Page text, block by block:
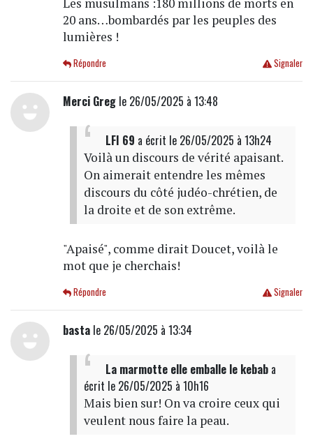
Les musulmans :180 millions de morts en
20 ans…bombardés par les peuples des
lumières !
Signaler
Répondre
Merci Gregle 26/05/2025 à 13:48
LFI 69 a écrit le 26/05/2025 à 13h24
Voilà un discours de vérité apaisant.
On aimerait entendre les mêmes
discours du côté judéo-chrétien, de
la droite et de son extrême.
"Apaisé", comme dirait Doucet, voilà le
mot que je cherchais!
Signaler
Répondre
bastale 26/05/2025 à 13:34
La marmotte elle emballe le kebaba
écrit le 26/05/2025 à 10h16
Mais bien sur! On va croire ceux qui
veulent nous faire la peau.